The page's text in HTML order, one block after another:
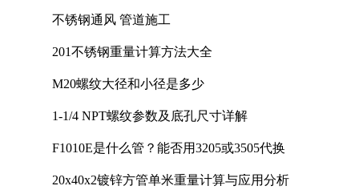
不锈钢通风 管道施工
201不锈钢重量计算方法大全
M20螺纹大径和小径是多少
1-1/4 NPT螺纹参数及底孔尺寸详解
F1010E是什么管？能否用3205或3505代换
20x40x2镀锌方管单米重量计算与应用分析